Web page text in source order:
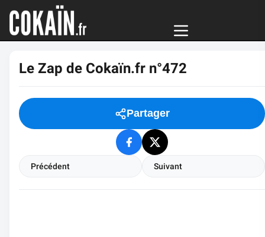
Le Zap de Cokaïn.fr n°472
Partager
Précédent Suivant